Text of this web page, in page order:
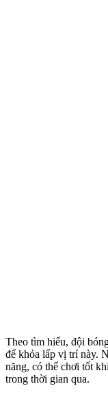
Theo tìm hiểu, đội
để khỏa lấp vị trí này.
năng, có thể chơi tốt
trong thời gian qua.